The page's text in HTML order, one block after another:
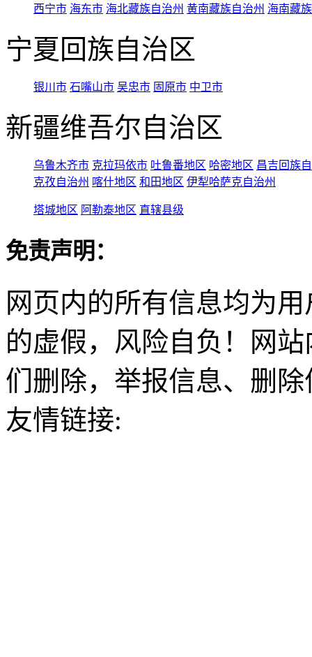
西宁市 海东市 海北藏族自治州 黄南藏族自治州 海南藏
宁夏回族自治区
银川市 石嘴山市 吴忠市 固原市 中卫市
新疆维吾尔自治区
乌鲁木齐市 克拉玛依市 吐鲁番地区 哈密地区 昌吉回族
克孜自治州 喀什地区 和田地区 伊犁哈萨克自治州
塔城地区 阿勒泰地区 直辖县级
免责声明：
网页内的所有信息均为
的虚假，风险自负！网
们删除，举报信息、删
友情链接: